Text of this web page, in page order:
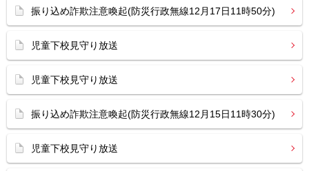
振り込め詐欺注意喚起(防災行政無線12月17日11時50分)
児童下校見守り放送
児童下校見守り放送
振り込め詐欺注意喚起(防災行政無線12月15日11時30分)
児童下校見守り放送